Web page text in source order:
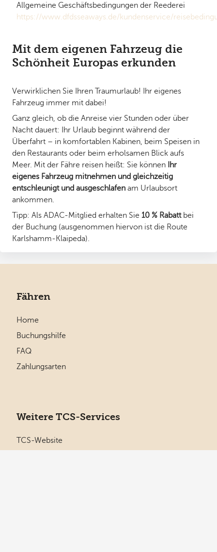
Allgemeine Geschäftsbedingungen der Reederei
https://www.dfdsseaways.de/kundenservice/
Mit dem eigenen Fahrzeug die
Schönheit Europas erkunden
Verwirklichen Sie Ihren Traumurlaub! Ihr eigenes
Fahrzeug immer mit dabei!
Ganz gleich, ob die Anreise vier Stunden oder über
Nacht dauert: Ihr Urlaub beginnt während der
Überfahrt – in komfortablen Kabinen, beim Speisen in
den Restaurants oder beim erholsamen Blick aufs
Meer. Mit der Fähre reisen heißt: Sie können
Ihr
eigenes Fahrzeug mitnehmen und gleichzeitig
entschleunigt und ausgeschlafenam Urlaubsort
ankommen.
Tipp: Als ADAC-Mitglied erhalten Sie 10 % Rabattbei
der Buchung (ausgenommen hiervon ist die Route
Karlshamm-Klaipeda).
Fähren
Home
Buchungshilfe
FAQ
Zahlungsarten
Weitere TCS-Services
TCS-Website